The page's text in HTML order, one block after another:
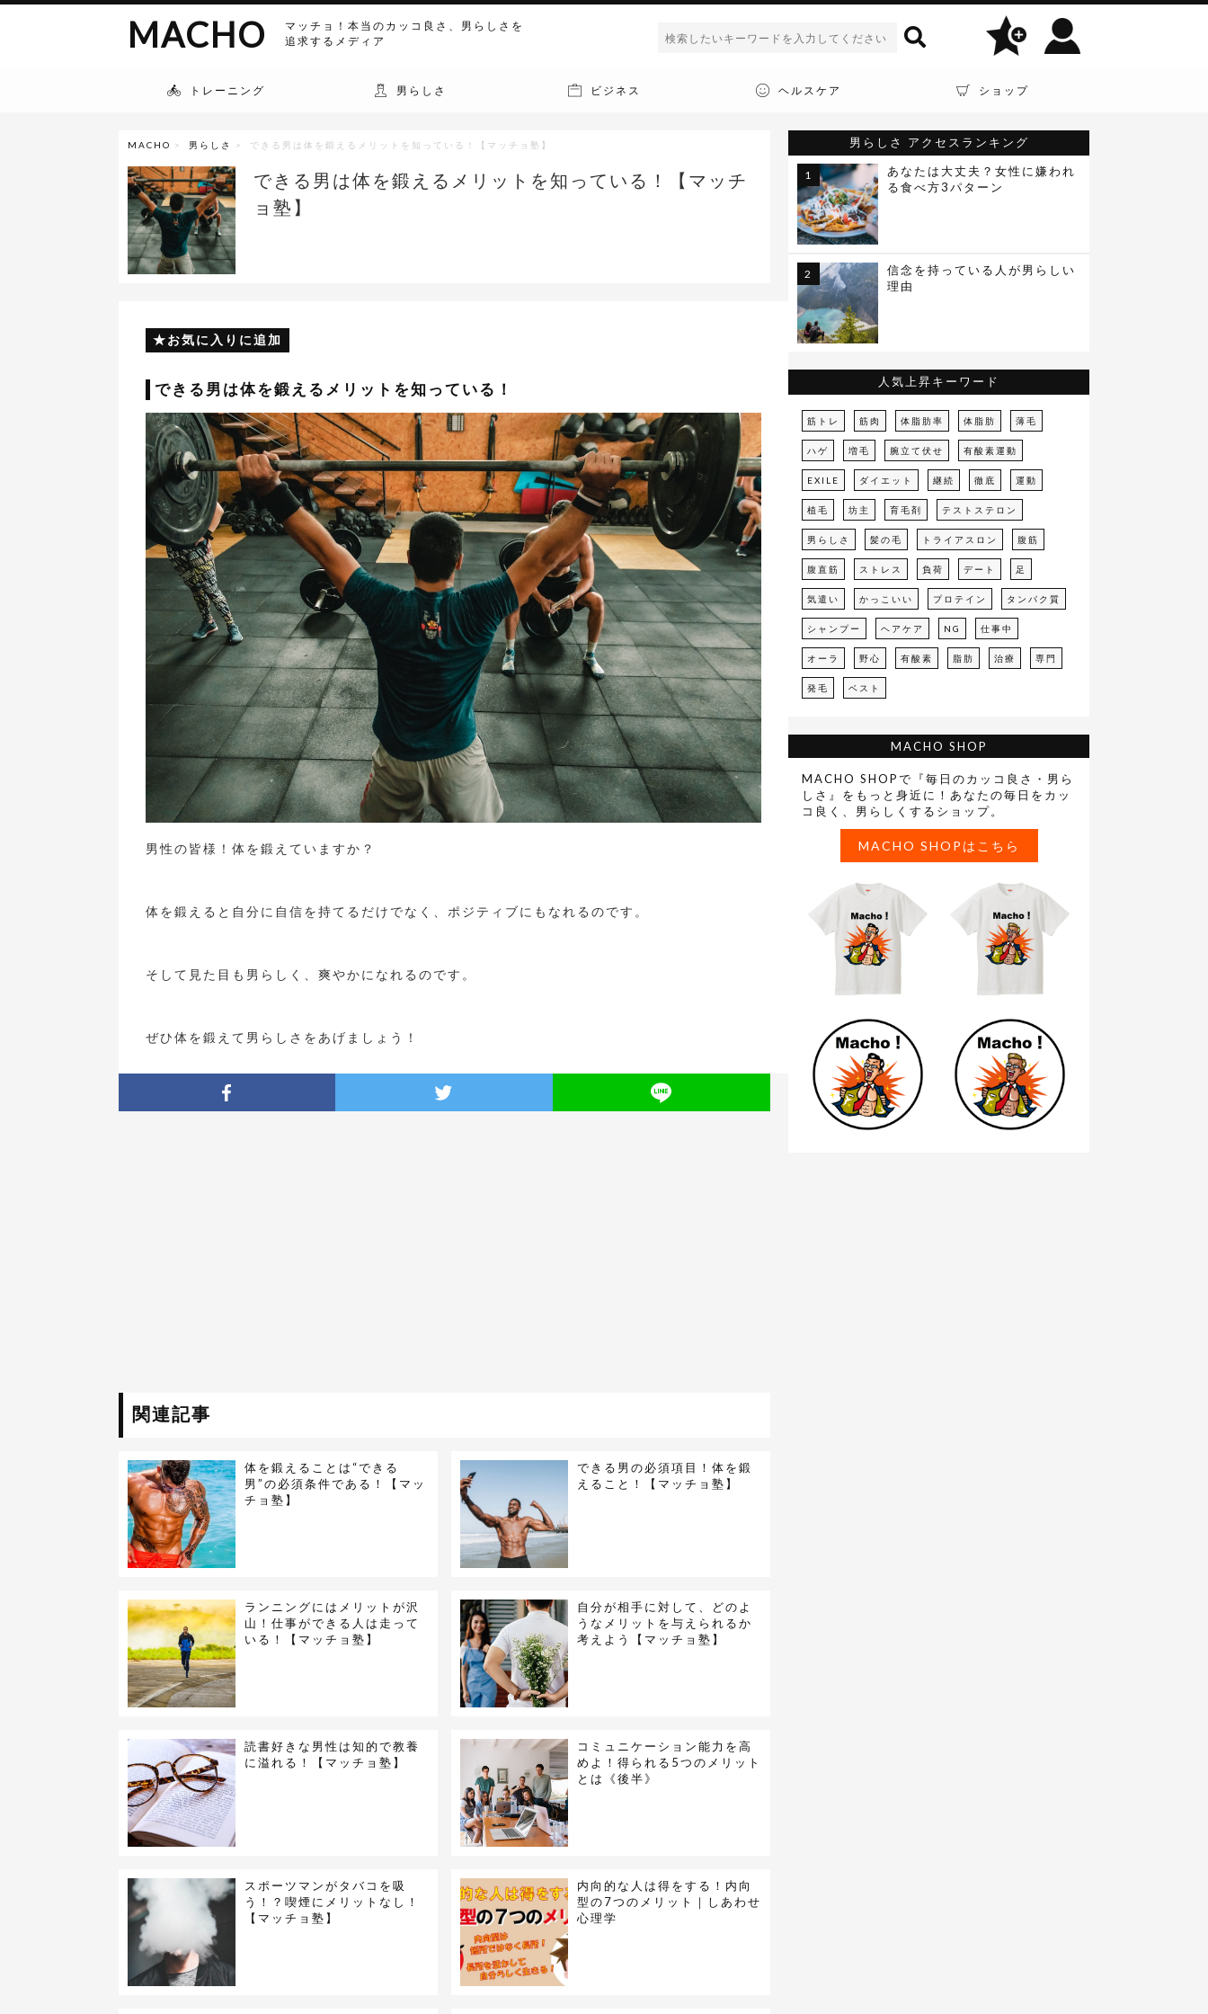
マッチョ！本当のカッコ良さ、男らしさを
追求するメディア
MACHO
トレーニング 男らしさ ビジネス ヘルスケア ショップ
MACHO > 男らしさ > できる男は体を鍛えるメリットを知っている！【マッチョ塾】
できる男は体を鍛えるメリットを知っている！【マッチ
ョ塾】
お気に入りに追加
できる男は体を鍛えるメリットを知っている！
男性の皆様！体を鍛えていますか？
体を鍛えると自分に自信を持てるだけでなく、ポジティブにもなれるのです。
そして見た目も男らしく、爽やかになれるのです。
ぜひ体を鍛えて男らしさをあげましょう！
関連記事
体を鍛えることは“できる
男”の必須条件である！【マッ
チョ塾】
できる男の必須項目！体を鍛
えること！【マッチョ塾】
ランニングにはメリットが沢
山！仕事ができる人は走って
いる！【マッチョ塾】
自分が相手に対して、どのよ
うなメリットを与えられるか
考えよう【マッチョ塾】
読書好きな男性は知的で教養
に溢れる！【マッチョ塾】
コミュニケーション能力を高
めよ！得られる5つのメリット
とは《後半》
スポーツマンがタバコを吸
う！？喫煙にメリットなし！
【マッチョ塾】
内向的な人は得をする！内向
型の7つのメリット｜しあわせ
心理学
男らしさ
アクセスランキング
あなたは大丈夫？女性に嫌われ
る食べ方3パターン
信念を持っている人が男らしい
理由
人気上昇キーワード
筋トレ 筋肉 体脂肪率 体脂肪 薄毛
ハゲ 増毛 腕立て伏せ 有酸素運動
EXILE ダイエット 継続 徹底 運動
植毛 坊主 育毛剤 テストステロン
男らしさ 髪の毛 トライアスロン 腹筋
腹直筋 ストレス 負荷 デート 足
気遣い かっこいい プロテイン タンパク質
シャンプー ヘアケア NG 仕事中
オーラ 野心 有酸素 脂肪 治療 専門
発毛 ベスト
MACHO SHOP
MACHO SHOPで『毎日のカッコ良さ・男ら
しさ』をもっと身近に！あなたの毎日をカッ
コ良く、男らしくするショップ。
MACHO SHOPはこちら